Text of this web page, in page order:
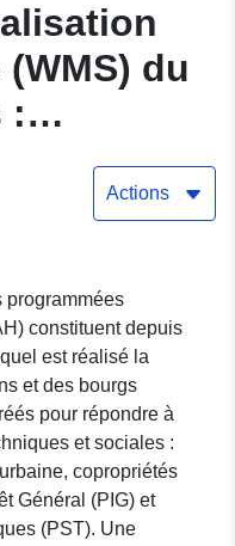
du
:
l'habitat
Actions
programmées
constituent depuis
est réalisé la
et des bourgs
pour répondre à
et sociales :
copropriétés
Général (PIG) et
(PST). Une